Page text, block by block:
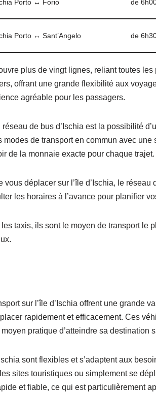
Porto ↔ Forio de
Porto ↔ Sant’Angelo de
plus de vingt lignes, reliant toutes
offrant une grande flexibilité aux
agréable pour les passagers.
de bus d’Ischia est la possibilité
modes de transport en commun avec
de la monnaie exacte pour chaque trajet.
vous déplacer sur l’île d’Ischia, le réseau
les horaires à l’avance pour planifier
taxis, ils sont le moyen de transport le
sur l’île d’Ischia offrent une grande
rapidement et efficacement. Ces
moyen pratique d’atteindre sa destination
sont flexibles et s’adaptent aux
les sites touristiques ou simplement se
et fiable, ce qui est particulièrement